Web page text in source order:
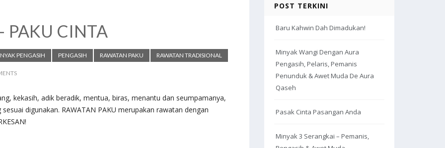
PAKU CINTA
PENGASIH PENGASIH RAWATAN PAKU RAWATAN TRADISIONAL
kekasih, adik beradik, mentua, biras, menantu dan seumpamanya,
digunakan. RAWATAN PAKU merupakan rawatan dengan
POST TERKINI
Baru Kahwin Dah Dimadukan!
Minyak Wangi Dengan Aura
Pengasih, Pelaris, Pemanis
Penunduk & Awet Muda De Aura
Qaseh
Pasak Cinta Pasangan Anda
Minyak 3 Serangkai – Pemanis,